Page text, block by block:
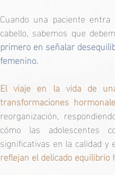
Cuando una paciente
cabello, sabemos que
primero en señalar
femenino.
El viaje en la vida de
transformaciones
reorganización,
cómo las adolescentes
significativas en la calidad y
reflejan el delicado